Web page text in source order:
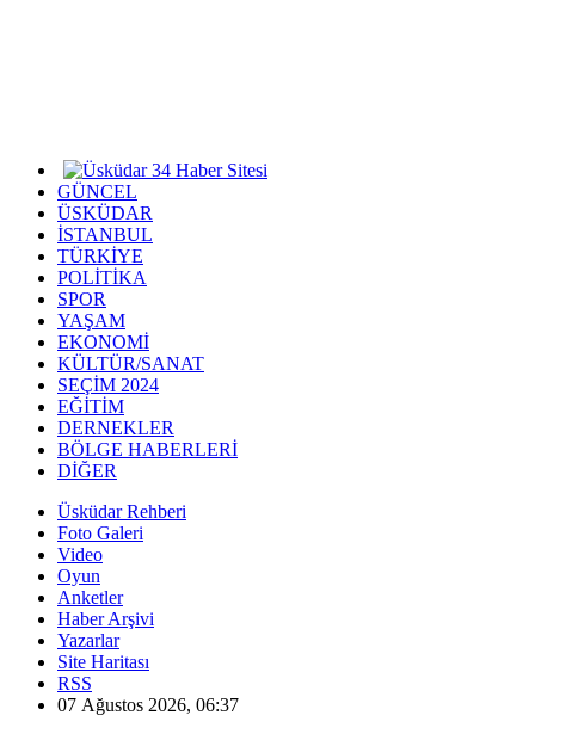
GÜNCEL
ÜSKÜDAR
İSTANBUL
TÜRKİYE
POLİTİKA
SPOR
YAŞAM
EKONOMİ
KÜLTÜR/SANAT
SEÇİM 2024
EĞİTİM
DERNEKLER
BÖLGE HABERLERİ
DİĞER
Üsküdar Rehberi
Foto Galeri
Video
Oyun
Anketler
Haber Arşivi
Yazarlar
Site Haritası
RSS
07 Ağustos 2026, 06:37